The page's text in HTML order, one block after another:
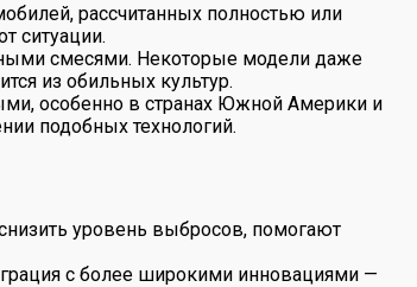
рассчитанных полностью или
ситуации.
смесями. Некоторые модели даже
из обильных культур.
особенно в странах Южной Америки и
подобных технологий.
уровень выбросов, помогают
с более широкими инновациями —